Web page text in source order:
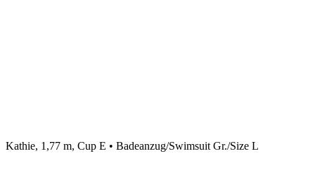
Kathie, 1,77 m, Cup E • Badeanzug/Swimsuit Gr./Size L